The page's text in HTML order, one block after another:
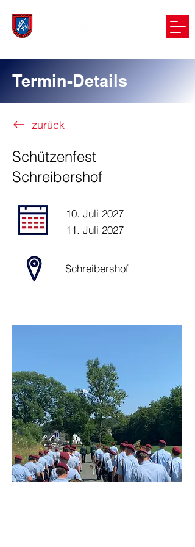
Termin-Details
zurück
Schützenfest
Schreibershof
10. Juli 2027
– 11. Juli 2027
Schreibershof